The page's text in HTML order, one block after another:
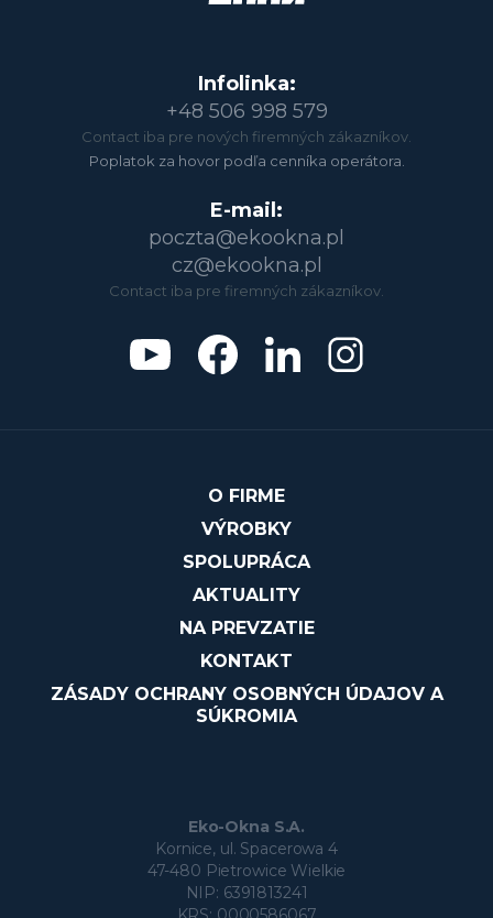
Infolinka:
+48 506 998 579
Contact iba pre nových firemných zákazníkov.
Poplatok za hovor podľa cenníka operátora.
E-mail:
poczta@ekookna.pl
cz@ekookna.pl
Contact iba pre firemných zákazníkov.
O FIRME
VÝROBKY
SPOLUPRÁCA
AKTUALITY
NA PREVZATIE
KONTAKT
ZÁSADY OCHRANY OSOBNÝCH ÚDAJOV A
SÚKROMIA
Eko-Okna S.A.
Kornice, ul. Spacerowa 4
47-480 Pietrowice Wielkie
NIP: 6391813241